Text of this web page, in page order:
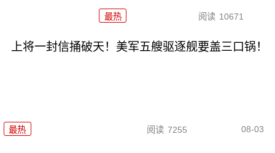
最热 阅读 10671
上将一封信捅破天！美军五艘驱逐舰要盖三口锅！
最热 阅读 7255 08-03